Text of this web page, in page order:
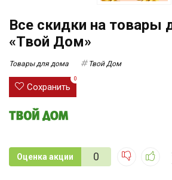
Все скидки на товары
«Твой Дом»
Товары для дома Твой Дом
Сохранить
0
Оценка акции 0